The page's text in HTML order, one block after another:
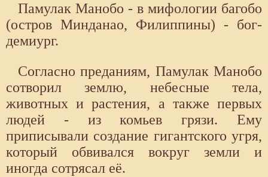
Памулак Манобо - в мифологии багобо
(остров Минданао, Филиппины) - бог-
демиург.
Согласно преданиям, Памулак Манобо
сотворил землю, небесные тела,
животных и растения, а также первых
людей - из комьев грязи. Ему
приписывали создание гигантского угря,
который обвивался вокруг земли и
иногда сотрясал её.